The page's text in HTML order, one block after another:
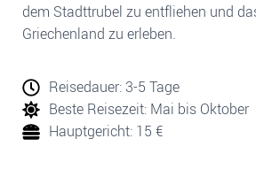
dem Stadttrubel zu entfliehen und
Griechenland zu erleben.
Reisedauer: 3-5 Tage
Beste Reisezeit: Mai bis Oktober
Hauptgericht: 15 €